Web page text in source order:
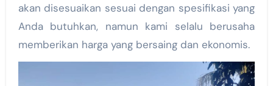
akan disesuaikan sesuai dengan spesifikasi yang
Anda butuhkan, namun kami selalu berusaha
memberikan harga yang bersaing dan ekonomis.